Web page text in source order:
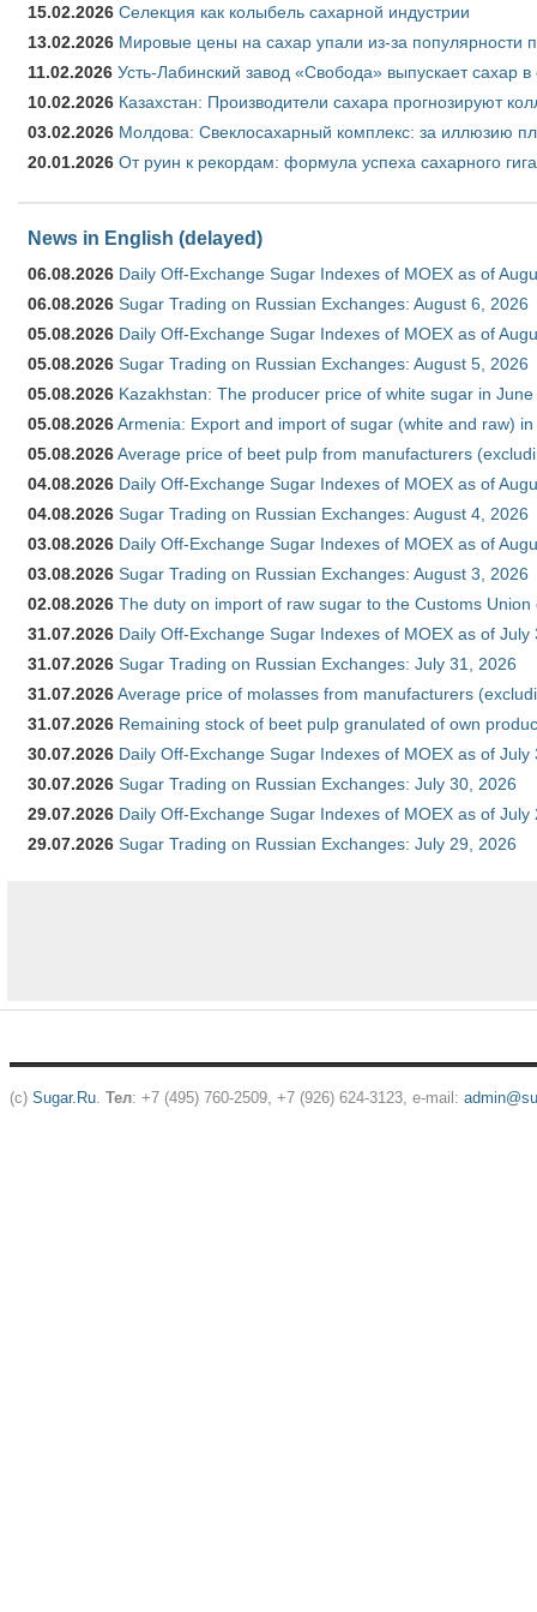
15.02.2026 Селекция как колыбель сахарной индустрии
13.02.2026 Мировые цены на сахар упали из-за популярности
11.02.2026 Усть-Лабинский завод «Свобода» выпускает сахар в
10.02.2026 Казахстан: Производители сахара прогнозируют
03.02.2026 Молдова: Свеклосахарный комплекс: за иллюзию
20.01.2026 От руин к рекордам: формула успеха сахарного
News in English (delayed)
06.08.2026 Daily Off-Exchange Sugar Indexes of MOEX as of
06.08.2026 Sugar Trading on Russian Exchanges: August 6, 2026
05.08.2026 Daily Off-Exchange Sugar Indexes of MOEX as of
05.08.2026 Sugar Trading on Russian Exchanges: August 5, 2026
05.08.2026 Kazakhstan: The producer price of white sugar in
05.08.2026Armenia: Export and import of sugar (white and raw)
05.08.2026Average price of beet pulp from manufacturers
04.08.2026 Daily Off-Exchange Sugar Indexes of MOEX as of
04.08.2026 Sugar Trading on Russian Exchanges: August 4, 2026
03.08.2026 Daily Off-Exchange Sugar Indexes of MOEX as of
03.08.2026 Sugar Trading on Russian Exchanges: August 3, 2026
02.08.2026 The duty on import of raw sugar to the Customs
31.07.2026 Daily Off-Exchange Sugar Indexes of MOEX as of July
31.07.2026 Sugar Trading on Russian Exchanges: July 31, 2026
31.07.2026Average price of molasses from manufacturers
31.07.2026 Remaining stock of beet pulp granulated of own
30.07.2026 Daily Off-Exchange Sugar Indexes of MOEX as of July
30.07.2026 Sugar Trading on Russian Exchanges: July 30, 2026
29.07.2026 Daily Off-Exchange Sugar Indexes of MOEX as of July
29.07.2026 Sugar Trading on Russian Exchanges: July 29, 2026
(c) Sugar.Ru. Тел: +7 (495) 760-2509, +7 (926) 624-3123, e-mail: